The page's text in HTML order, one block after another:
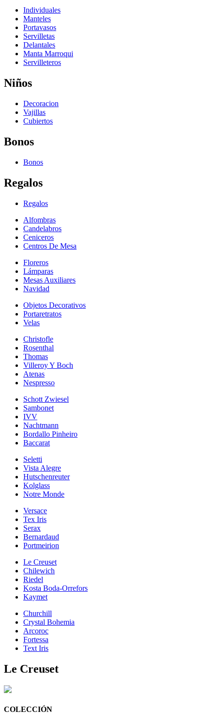
Individuales
Manteles
Portavasos
Servilletas
Delantales
Manta Marroqui
Servilleteros
Niños
Decoracion
Vajillas
Cubiertos
Bonos
Bonos
Regalos
Regalos
Alfombras
Candelabros
Ceniceros
Centros De Mesa
Floreros
Lámparas
Mesas Auxiliares
Navidad
Objetos Decorativos
Portaretratos
Velas
Christofle
Rosenthal
Thomas
Villeroy Y Boch
Atenas
Nespresso
Schott Zwiesel
Sambonet
IVV
Nachtmann
Bordallo Pinheiro
Baccarat
Seletti
Vista Alegre
Hutschenreuter
Kolglass
Notre Monde
Versace
Tex Iris
Serax
Bernardaud
Portmeirion
Le Creuset
Chilewich
Riedel
Kosta Boda-Orrefors
Kaymet
Churchill
Crystal Bohemia
Arcoroc
Fortessa
Text Iris
Le Creuset
COLECCIÓN